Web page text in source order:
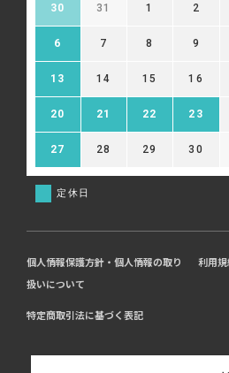
30 31 1 2
6 7 8 9
13 14 15 16
20 21 22 23
27 28 29 30
定休日
個人情報保護方針・個人情報の取り
扱いについて
利用
特定商取引法に基づく表記